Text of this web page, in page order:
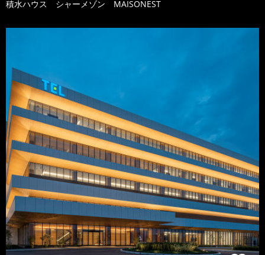
積水ハウス シャーメゾン MAISONEST